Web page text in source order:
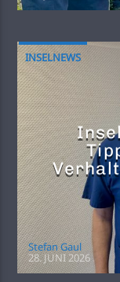
INSELNEWS
Stefan Gaul
28. JUNI 2026